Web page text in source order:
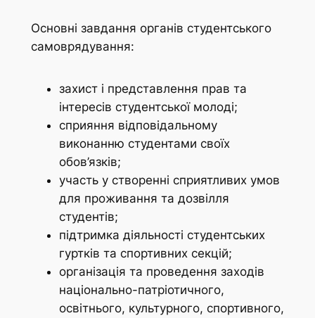
Основні завдання органів студентського
самоврядування:
захист і представлення прав та
інтересів студентської молоді;
сприяння відповідальному
виконанню студентами своїх
обов’язків;
участь у створенні сприятливих умов
для проживання та дозвілля
студентів;
підтримка діяльності студентських
гуртків та спортивних секцій;
організація та проведення заходів
національно-патріотичного,
освітнього, культурного, спортивного,